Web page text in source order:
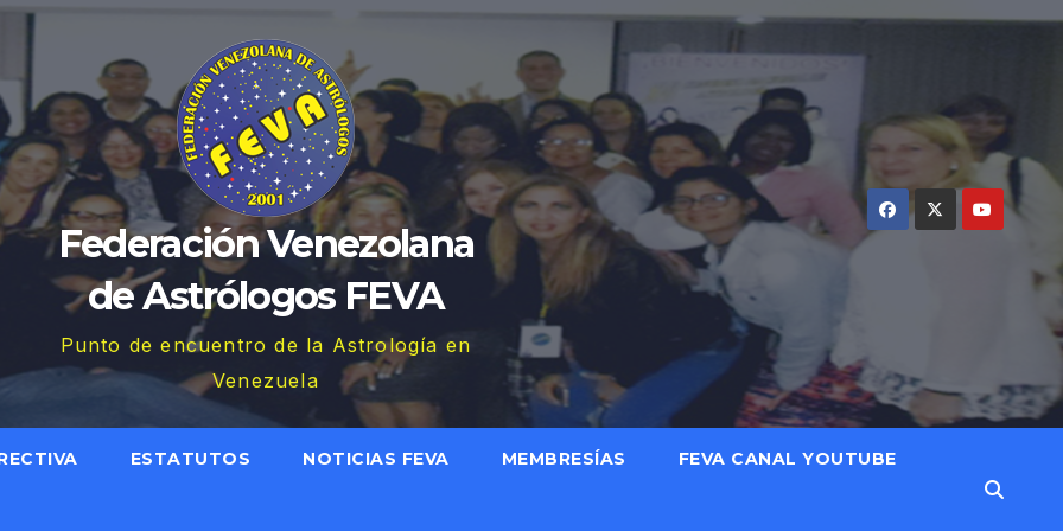
Federación Venezolana
de Astrólogos FEVA
Punto de encuentro de la Astrología en
Venezuela
ESTATUTOS NOTICIAS FEVA MEMBRESÍAS FEVA CANAL YOUTUBE